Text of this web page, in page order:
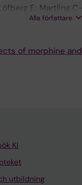
E; Martling C-
Alla författare
of morphine and
KI
utbildning